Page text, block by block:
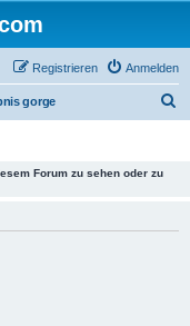
Anmelden
Registrieren
gorge
Forum zu sehen oder zu